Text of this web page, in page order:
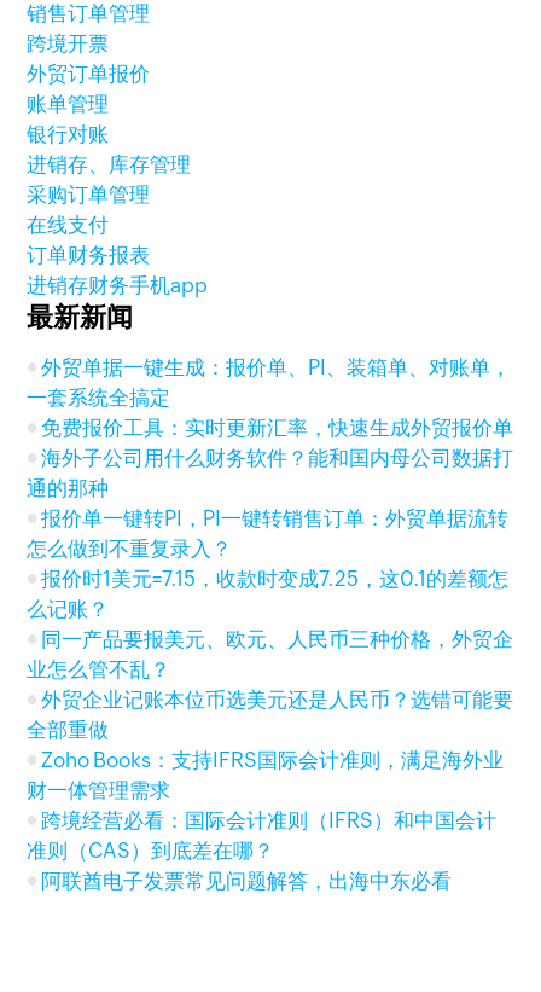
销售订单管理
跨境开票
外贸订单报价
账单管理
银行对账
进销存、库存管理
采购订单管理
在线支付
订单财务报表
进销存财务手机app
最新新闻
外贸单据一键生成：报价单、PI、装箱单、对账单，
一套系统全搞定
免费报价工具：实时更新汇率，快速生成外贸报价单
海外子公司用什么财务软件？能和国内母公司数据打
通的那种
报价单一键转PI，PI一键转销售订单：外贸单据流转
怎么做到不重复录入？
报价时1美元=7.15，收款时变成7.25，这0.1的差额怎
么记账？
同一产品要报美元、欧元、人民币三种价格，外贸企
业怎么管不乱？
外贸企业记账本位币选美元还是人民币？选错可能要
全部重做
Zoho Books：支持IFRS国际会计准则，满足海外业
财一体管理需求
跨境经营必看：国际会计准则（IFRS）和中国会计
准则（CAS）到底差在哪？
阿联酋电子发票常见问题解答，出海中东必看